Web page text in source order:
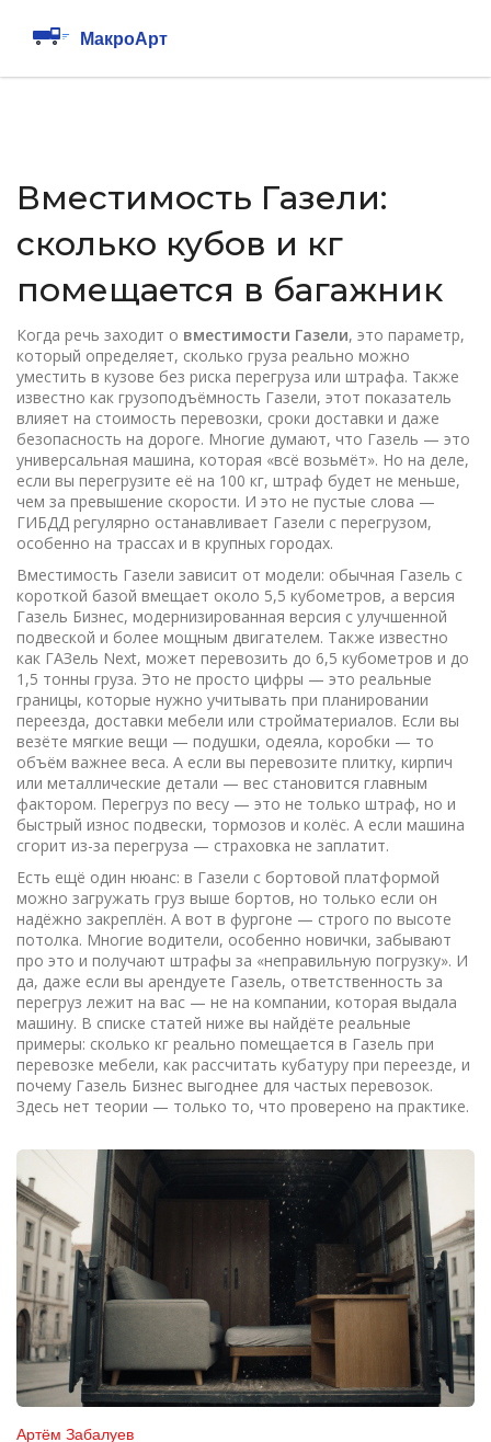
Вместимость Газели:
сколько кубов и кг
помещается в багажник
Когда речь заходит о вместимости Газели, это параметр,
который определяет, сколько груза реально можно
уместить в кузове без риска перегруза или штрафа. Также
известно как грузоподъёмность Газели, этот показатель
влияет на стоимость перевозки, сроки доставки и даже
безопасность на дороге. Многие думают, что Газель — это
универсальная машина, которая «всё возьмёт». Но на деле,
если вы перегрузите её на 100 кг, штраф будет не меньше,
чем за превышение скорости. И это не пустые слова —
ГИБДД регулярно останавливает Газели с перегрузом,
особенно на трассах и в крупных городах.
Вместимость Газели зависит от модели: обычная Газель с
короткой базой вмещает около 5,5 кубометров, а версия
Газель Бизнес, модернизированная версия с улучшенной
подвеской и более мощным двигателем. Также известно
как ГАЗель Next, может перевозить до 6,5 кубометров и до
1,5 тонны груза. Это не просто цифры — это реальные
границы, которые нужно учитывать при планировании
переезда, доставки мебели или стройматериалов. Если вы
везёте мягкие вещи — подушки, одеяла, коробки — то
объём важнее веса. А если вы перевозите плитку, кирпич
или металлические детали — вес становится главным
фактором. Перегруз по весу — это не только штраф, но и
быстрый износ подвески, тормозов и колёс. А если машина
сгорит из-за перегруза — страховка не заплатит.
Есть ещё один нюанс: в Газели с бортовой платформой
можно загружать груз выше бортов, но только если он
надёжно закреплён. А вот в фургоне — строго по высоте
потолка. Многие водители, особенно новички, забывают
про это и получают штрафы за «неправильную погрузку». И
да, даже если вы арендуете Газель, ответственность за
перегруз лежит на вас — не на компании, которая выдала
машину. В списке статей ниже вы найдёте реальные
примеры: сколько кг реально помещается в Газель при
перевозке мебели, как рассчитать кубатуру при переезде, и
почему Газель Бизнес выгоднее для частых перевозок.
Здесь нет теории — только то, что проверено на практике.
Артём Забалуев